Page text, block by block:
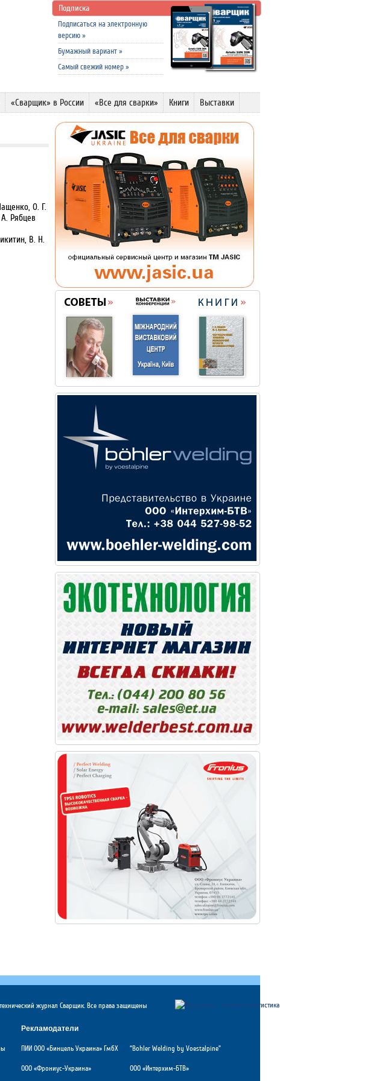
Подписка
Подписаться на электронную
версию »
Бумажный вариант »
Самый свежий номер »
«Сварщик» в России «Все для сварки» Книги Выставки
О. Г.
Рябцев
В. Н.
журнал Сварщик. Все права защищены
Рекламодатели
ПИИ ООО «Бинцель Украина» ГмбХ
ООО «Фрониус-Украина»
“Bohler Welding by Voestalpine”
ООО «Интерхим-БТВ»